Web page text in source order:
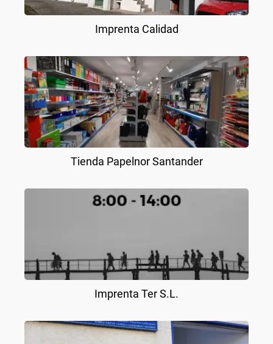
Imprenta Calidad
Tienda Papelnor Santander
Imprenta Ter S.L.